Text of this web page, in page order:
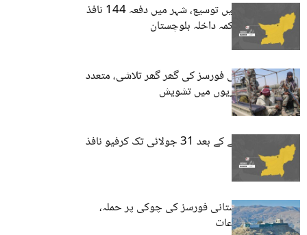
نوشکی: کرفیو میں توسیع، شہر میں دفعہ 144 نافذ
کردیا گیا ہے۔ محکمہ داخلہ بلوچستان
نوشکی: پاکستانی فورسز کی گھر گھر تلاشی، متعدد
افراد گرفتار، شہریوں میں تشویش
نوشکی میں حملے کے بعد 31 جولائی تک کرفیو نافذ
نوشکی میں پاکستانی فورسز کی چوکی پر حملہ،
ہلاکتوں کی اطلاعات